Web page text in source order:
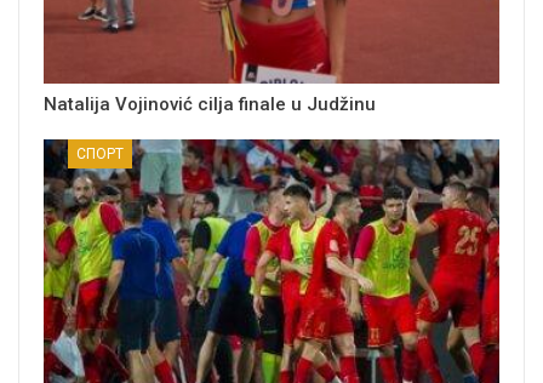
Natalija Vojinović cilja finale u Judžinu
СПОРТ